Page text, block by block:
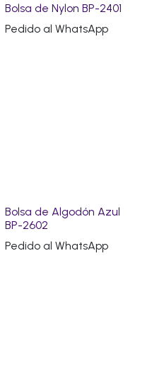
Bolsa de Nylon BP-2401
Pedido al WhatsApp
Bolsa de Algodón Azul
BP-2602
Pedido al WhatsApp